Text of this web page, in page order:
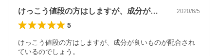
けっこう値段の方はしますが、成分が良い… 2020/6/5
5
けっこう値段の方はしますが、成分が良いものが配合され
ているのでしょう。